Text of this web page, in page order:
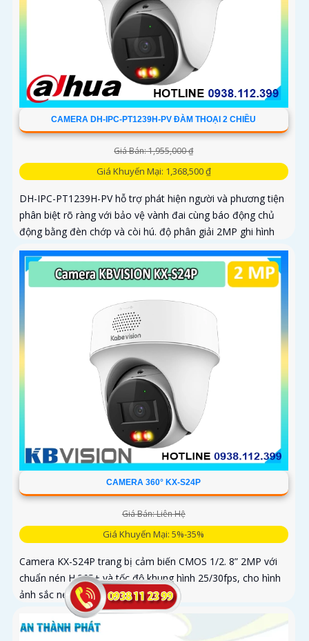
CAMERA DH-IPC-PT1239H-PV ĐÀM THOẠI 2 CHIỀU
Giá Bán: 1,955,000 ₫
Giá Khuyến Mại: 1,368,500 ₫
DH-IPC-PT1239H-PV hỗ trợ phát hiện người và phương tiện
phân biệt rõ ràng với bảo vệ vành đai cùng báo động chủ
động bằng đèn chớp và còi hú. độ phân giải 2MP ghi hình
sác nét kêt hợp cùng loa và mic thu âm thanh và dàm thoại
chát lượng cao
CAMERA 360° KX-S24P
Giá Bán: Liên Hệ
Giá Khuyến Mại: 5%-35%
Camera KX-S24P trang bị cảm biến CMOS 1/2. 8” 2MP với
chuẩn nén H.265+ và tốc độ khung hình 25/30fps, cho hình
ảnh sắc nét. Thiết bị có ống kính 2